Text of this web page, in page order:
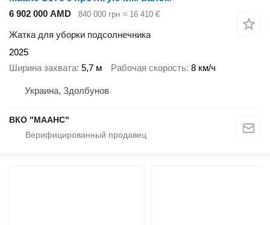
6 902 000 AMD
840 000 грн ≈ 16 410 €
Жатка для уборки подсолнечника
2025
Ширина захвата 5,7 м Рабочая скорость 8 км/ч
Украина, Здолбунов
ВКО "МААНС"